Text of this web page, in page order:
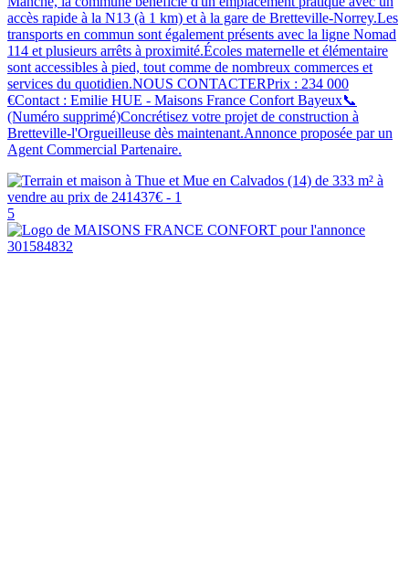
accès rapide à la N13 (à 1 km) et à la gare de Bretteville-Norrey.Les
transports en commun sont également présents avec la ligne Nomad
114 et plusieurs arrêts à proximité.Écoles maternelle et élémentaire
sont accessibles à pied, tout comme de nombreux commerces et
services du quotidien.NOUS CONTACTERPrix : 234 000
€Contact : Emilie HUE - Maisons France Confort Bayeux📞
(Numéro supprimé)Concrétisez votre projet de construction à
Bretteville-l'Orgueilleuse dès maintenant.Annonce proposée par un
Agent Commercial Partenaire.
5